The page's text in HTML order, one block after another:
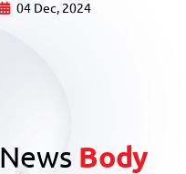
04 Dec, 2024
News Body